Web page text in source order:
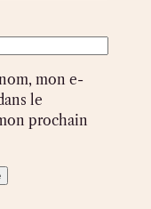
mon e-
le
prochain